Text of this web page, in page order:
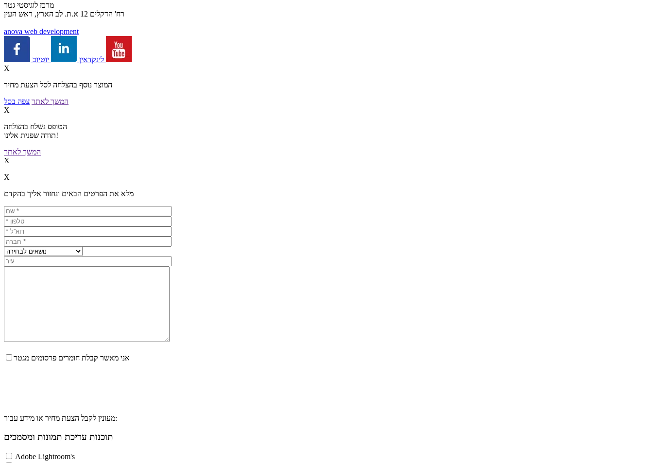
מרכז לוגיסטי גטר
רח' הדקלים 12 א.ת. לב הארץ, ראש העין
anova web development
לינקדאין
X
המוצר נוסף בהצלחה לסל הצעת מחיר
המשך לאתר צפה בסל
X
הטופס נשלח בהצלחה
תודה שפנית אלינו!
המשך לאתר
X
X
מלא את הפרטים הבאים ונחזור אליך בהקדם
אני מאשר קבלת חומרים פרסומים מגטר
מעונין לקבל הצעת מחיר או מידע עבור:
תוכנות עריכת תמונות ומסמכים
Adobe Lightroom's